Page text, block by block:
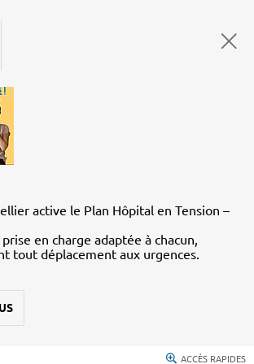
active le Plan Hôpital en Tension –
en charge adaptée à chacun,
tout déplacement aux urgences.
ACCÈS RAPIDES